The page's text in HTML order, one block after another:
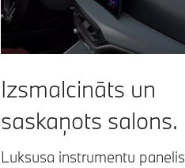
Izsmalcināts un
saskaņots salons.
Luksusa instrumentu panelis